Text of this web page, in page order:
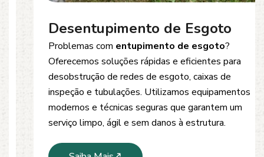
Desentupimento de Esgoto
Problemas comentupimento de esgoto?
Oferecemos soluções rápidas e eficientes para
desobstrução de redes de esgoto, caixas de
inspeção e tubulações. Utilizamos equipamentos
modernos e técnicas seguras que garantem um
serviço limpo, ágil e sem danos à estrutura.